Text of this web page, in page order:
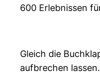
600 Erlebnissen
Gleich die
aufbrechen